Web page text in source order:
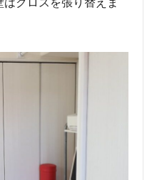
クロスを張り替えま